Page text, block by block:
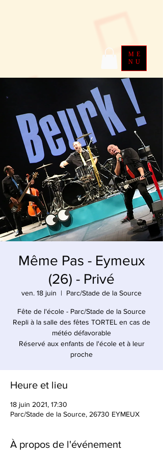
ME
NU
Même Pas - Eymeux
(26) - Privé
ven. 18 juin
  |
Parc/Stade de la Source
Fête de l'école - Parc/Stade de la Source
Repli à la salle des fêtes TORTEL en cas de
météo défavorable
Réservé aux enfants de l'école et à leur
proche
Heure et lieu
18 juin 2021, 17:30
Parc/Stade de la Source, 26730 EYMEUX
À propos de l'événement